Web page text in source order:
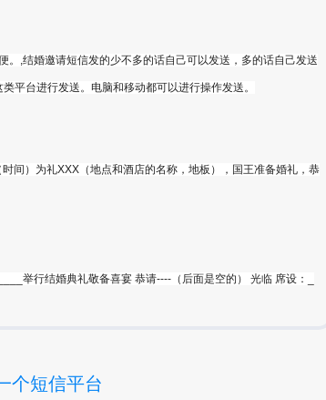
,结婚邀请短信发的少不多的话自己可以发送，多的话自己发送
平台进行发送。电脑和移动都可以进行操作发送。
间）为礼XXX（地点和酒店的名称，地板），国王准备婚礼，恭
举行结婚典礼敬备喜宴 恭请----（后面是空的） 光临 席设：_
个短信平台